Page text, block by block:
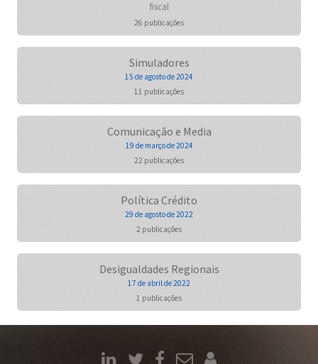
fiscal
26 publicações
Simuladores
15 de agosto de 2024
11 publicações
Comunicação e Media
19 de março de 2024
22 publicações
Política Crédito
29 de agosto de 2022
2 publicações
Desigualdades Regionais
17 de abril de 2022
1 publicações